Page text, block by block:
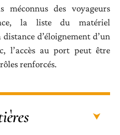
méconnus des voyageurs
la liste du matériel
d’éloignement d’un
l’accès au port peut être
renforcés.